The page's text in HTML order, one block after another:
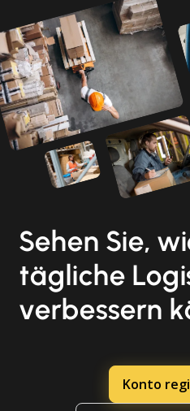
Sehen Sie,
tägliche
verbessern
Konto